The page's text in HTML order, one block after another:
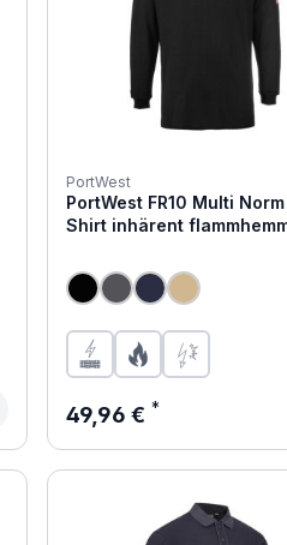
PortWest
PortWest FR10 Multi
Shirt inhärent
Regulärer Preis:
49,96 €